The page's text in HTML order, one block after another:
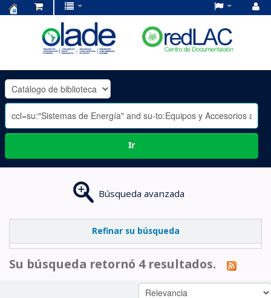
OLADE
-
Ir
Búsqueda avanzada
Refinar su búsqueda
Su búsqueda retornó 4 resultados.